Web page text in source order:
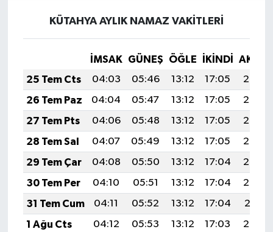
KÜTAHYA AYLIK NAMAZ VAKITLERI
İMSAK GÜNEŞ ÖĞLE İKINDI
25 Tem Cts
04:03 05:46 13:12 17:05
20:27
26 Tem Paz
04:04 05:47 13:12 17:05
20:26
27 Tem Pts
04:06 05:48 13:12 17:05
20:25
28 Tem Sal
04:07 05:49 13:12 17:05
20:24
29 Tem Çar
04:08 05:50 13:12 17:04
20:23
30 Tem Per
04:10 05:51 13:12 17:04
20:22
31 Tem Cum
04:11 05:52 13:12 17:04
20:21
1 Ağu Cts
04:12 05:53 13:12 17:03
20:20